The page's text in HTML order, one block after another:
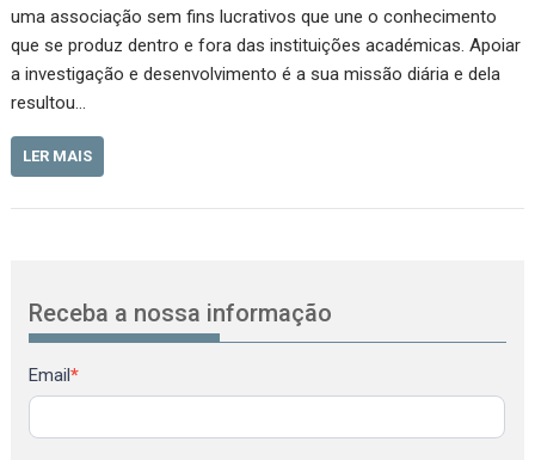
uma associação sem fins lucrativos que une o conhecimento
que se produz dentro e fora das instituições académicas. Apoiar
a investigação e desenvolvimento é a sua missão diária e dela
resultou…
LER MAIS
Receba a nossa informação
Newsletter
Email*